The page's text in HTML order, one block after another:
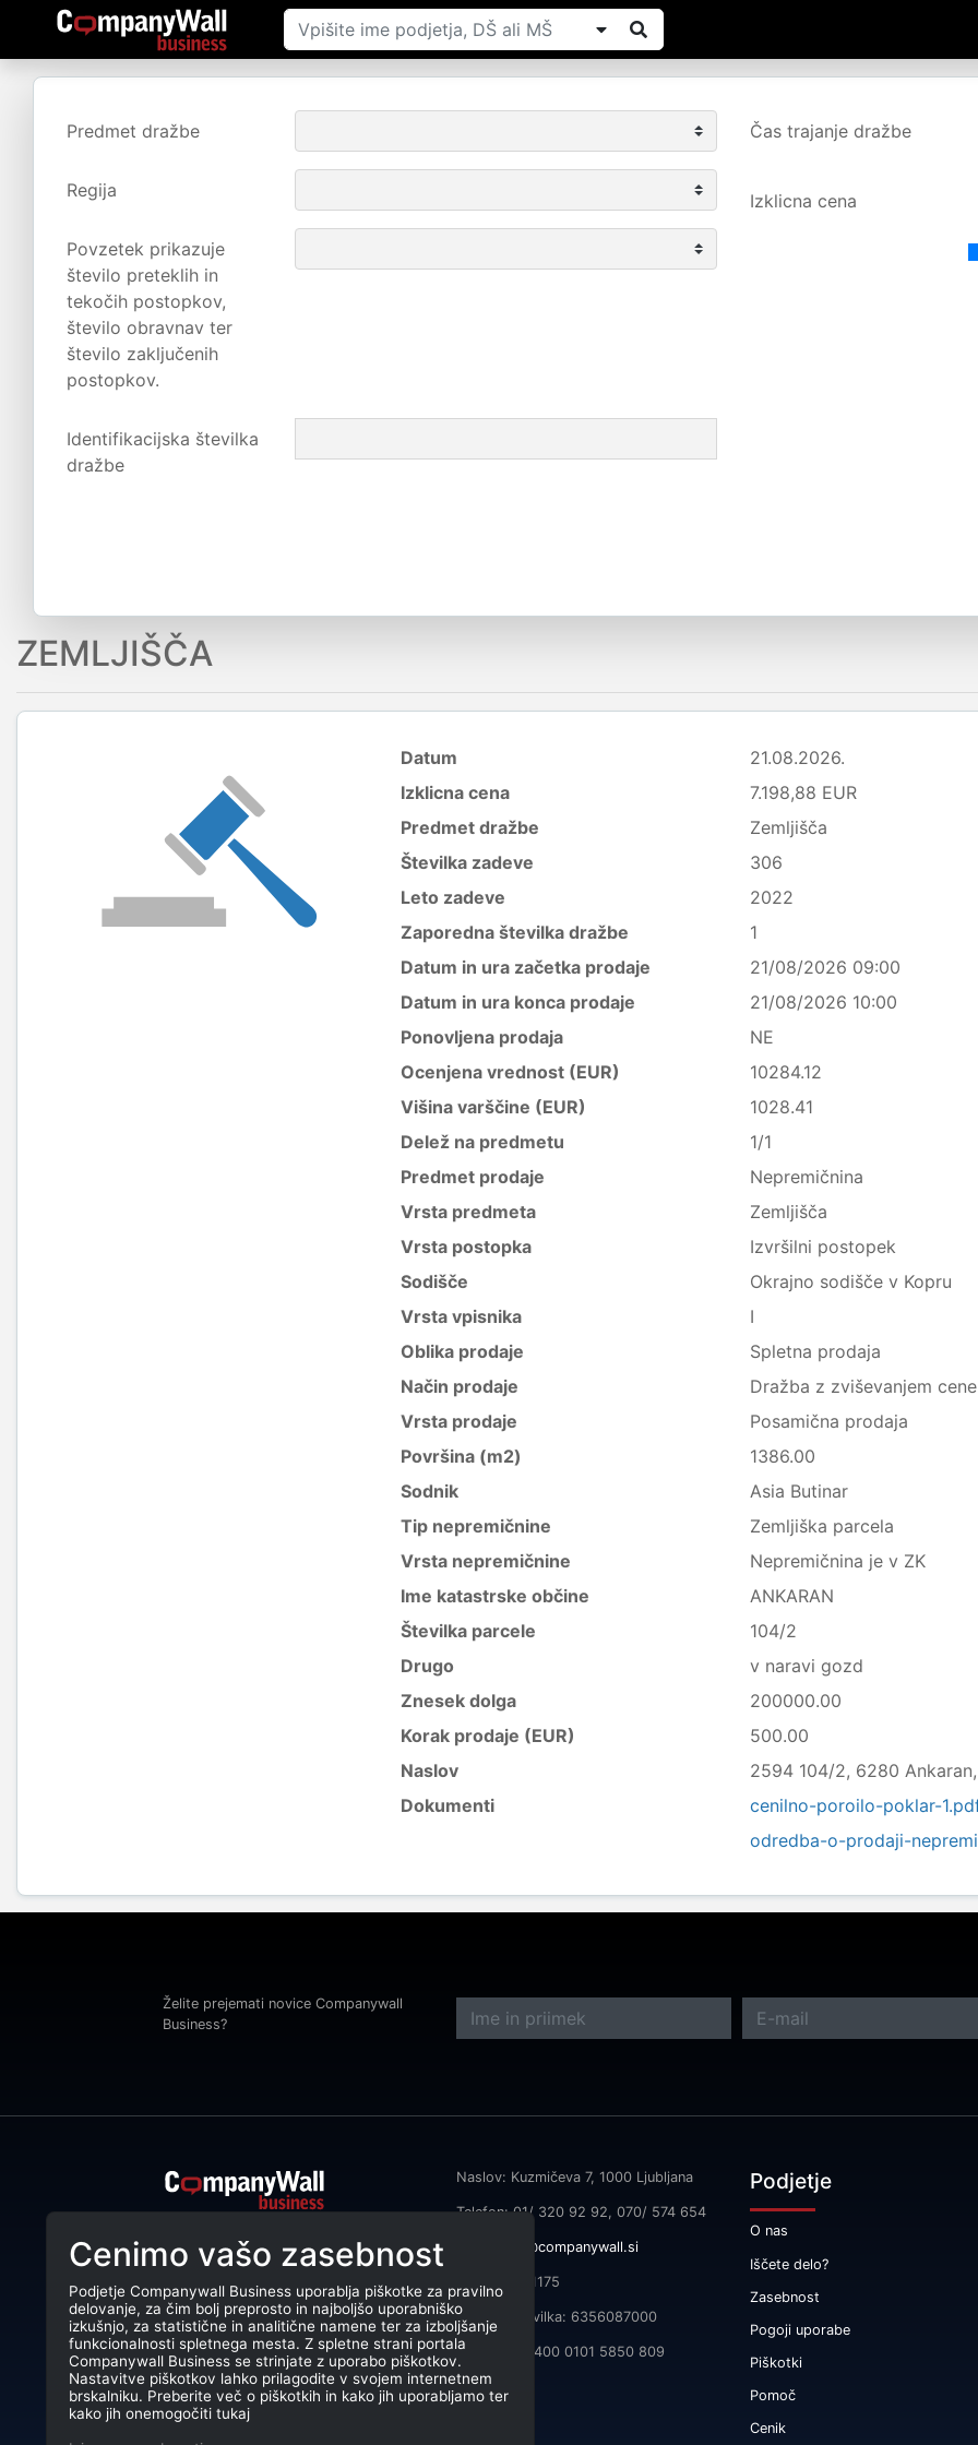
Predmet dražbe
Regija
Povzetek prikazuje
število preteklih in
tekočih postopkov,
število obravnav ter
število zaključenih
postopkov.
Identifikacijska številka
dražbe
Čas trajanje dražbe
Izklicna cena
ZEMLJIŠČA
Datum
21.08.2026.
Izklicna cena
7.198,88 EUR
Predmet dražbe
Zemljišča
Številka zadeve
306
Leto zadeve
2022
Zaporedna številka dražbe
1
Datum in ura začetka prodaje
21/08/2026 09:00
Datum in ura konca prodaje
21/08/2026 10:00
Ponovljena prodaja
NE
Ocenjena vrednost (EUR)
10284.12
Višina varščine (EUR)
1028.41
Delež na predmetu
1/1
Predmet prodaje
Nepremičnina
Vrsta predmeta
Zemljišča
Vrsta postopka
Izvršilni postopek
Sodišče
Okrajno sodišče v Kopru
Vrsta vpisnika
I
Oblika prodaje
Spletna prodaja
Način prodaje
Dražba z zviševanjem cene
Vrsta prodaje
Posamična prodaja
Površina (m2)
1386.00
Sodnik
Asia Butinar
Tip nepremičnine
Zemljiška parcela
Vrsta nepremičnine
Nepremičnina je v ZK
Ime katastrske občine
ANKARAN
Številka parcele
104/2
Drugo
v naravi gozd
Znesek dolga
200000.00
Korak prodaje (EUR)
500.00
Naslov
2594 104/2, 6280
Dokumenti
cenilno-poroilo-poklar-
odredba-o-prodaji-
Želite prejemati novice Companywall
Business?
podjetjem pomaga izboljšati
poslovanje z iskanjem in povezovanjem
strank.
CompanyWall Business © 2026
Naslov: Kuzmičeva 7, 1000 Ljubljana
Telefon: 01/ 320 92 92, 070/ 574 654
info@companywall.si
DŠ: SI55591175
Matična številka: 6356087000
TRR: SI56 3400 0101 5850 809
Podjetje
O nas
Iščete delo?
Zasebnost
Pogoji uporabe
Piškotki
Pomoč
Cenik
Cenimo vašo zasebnost
Podjetje Companywall Business uporablja piškotke za pravilno
delovanje, za čim bolj preprosto in najboljšo uporabniško
izkušnjo, za statistične in analitične namene ter za izboljšanje
funkcionalnosti spletnega mesta. Z spletne strani portala
Companywall Business se strinjate z uporabo piškotkov.
Nastavitve piškotkov lahko prilagodite v svojem internetnem
brskalniku. Preberite več o piškotkih in kako jih uporabljamo ter
kako jih onemogočiti tukaj